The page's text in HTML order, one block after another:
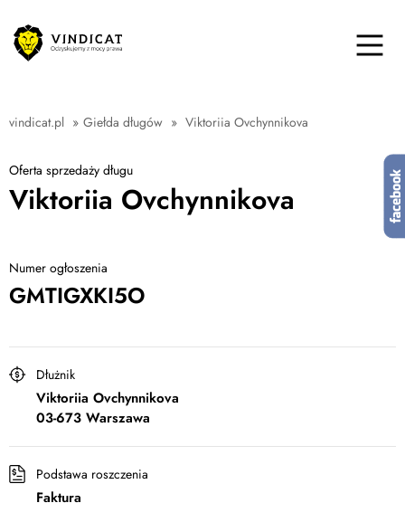
vindicat.pl » Giełda długów » Viktoriia Ovchynnikova
Oferta sprzedaży długu
Viktoriia Ovchynnikova
Numer ogłoszenia
GMTIGXKI5O
Dłużnik
Viktoriia Ovchynnikova
03-673 Warszawa
Podstawa roszczenia
Faktura